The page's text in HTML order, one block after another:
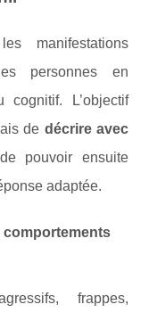
manifestations
personnes en
L’objectif
de décrire avec
pouvoir ensuite
adaptée.
frappes,